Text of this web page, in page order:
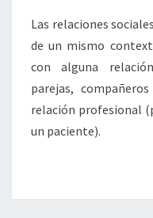
Las relaciones
de un mismo
con alguna
parejas,
relación profesional
un paciente).